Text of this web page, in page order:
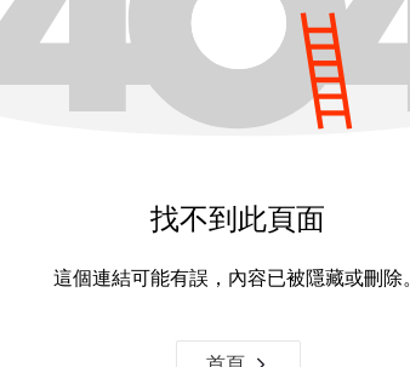
找不到此頁面
這個連結可能有誤，內容已被隱藏或刪除。